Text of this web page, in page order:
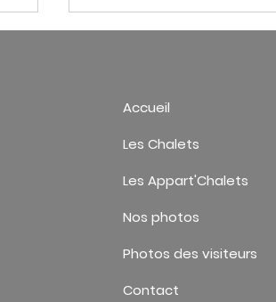
Base VTT de la Petite
Pierre : des circuits pour tous les
Accueil
Les Chalets
Les Appart'Chalets
Nos photos
Photos des visiteurs
Contact